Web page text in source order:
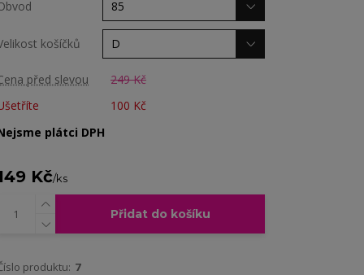
košíčků
před slevou
249 Kč
100 Kč
plátci DPH
Kč/ks
Přidat do košíku
produktu: 7